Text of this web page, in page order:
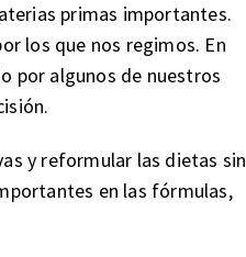
primas importantes.
los que nos regimos. En
por algunos de nuestros
y reformular las dietas sin
en las fórmulas,